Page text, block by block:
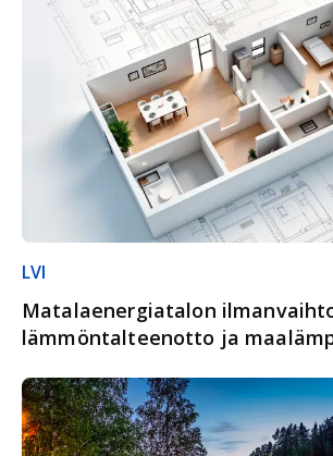
LVI
Matalaenergiatalon
lämmöntalteenotto ja